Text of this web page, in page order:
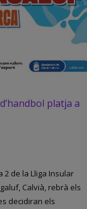
platja a
2 de la Lliga Insular
Calvià, rebrà els
decidiran els